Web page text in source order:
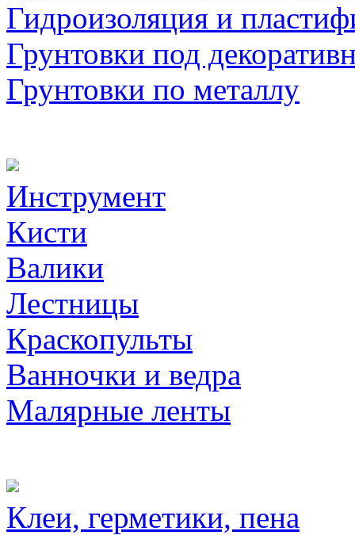
Гидроизоляция и
Грунтовки под
Грунтовки по металлу
Инструмент
Кисти
Валики
Лестницы
Краскопульты
Ванночки и ведра
Малярные ленты
Клеи, герметики, пена